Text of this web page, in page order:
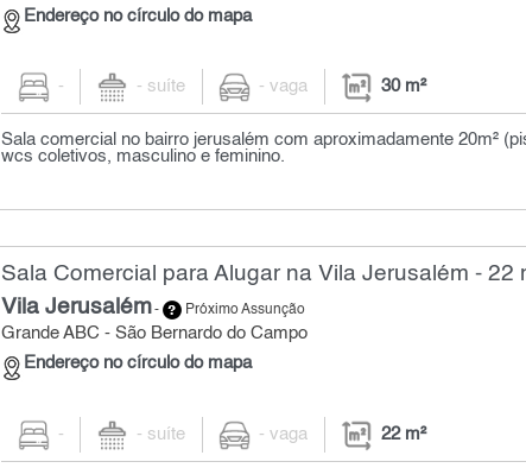
Endereço no círculo do mapa
- - suíte - vaga 30 m²
Sala comercial no bairro jerusalém com aproximadamente 20m²
wcs coletivos, masculino e feminino.
Sala Comercial para Alugar na Vila Jerusalém - 22
Vila Jerusalém- Próximo Assunção
Grande ABC - São Bernardo do Campo
Endereço no círculo do mapa
- - suíte - vaga 22 m²